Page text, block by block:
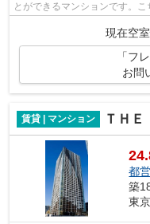
とができるマンションです。
現在空
「フ
お問
賃貸 | マンション ＴＨＥ Ｔ
都
築
東